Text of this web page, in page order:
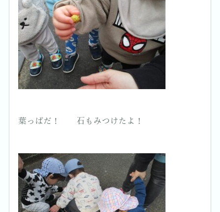
葉っぱだ！ 石もみつけたよ！